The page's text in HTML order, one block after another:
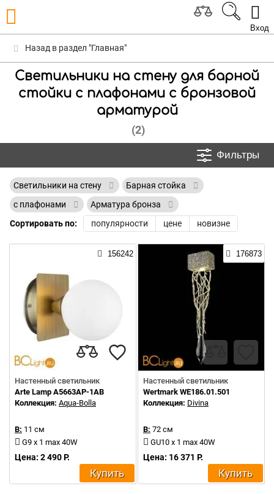
Вход
Назад в раздел "Главная"
Светильники на стену для барной
стойки с плафонами с бронзовой
арматурой
(2)
Фильтры
Светильники на стену
Барная стойка
с плафонами
Арматура бронза
Сортировать по:
популярности цене новизне
156242
Настенный светильник
Arte Lamp A5663AP-1AB
Коллекция: Aqua-Bolla
В: 11 см
G9 x 1 max 40W
Цена: 2 490 Р.
Купить
176873
Настенный светильник
Wertmark WE186.01.501
Коллекция: Divina
В: 72 см
GU10 x 1 max 40W
Цена: 16 371 Р.
Купить